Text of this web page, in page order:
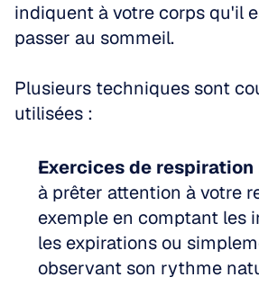
indiquent à votre corps qu'il
passer au sommeil.
Plusieurs techniques sont
utilisées :
Exercices de respiration
à prêter attention à votre
exemple en comptant les
les expirations ou
observant son rythme